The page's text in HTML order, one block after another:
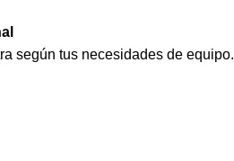
según tus necesidades de equipo.